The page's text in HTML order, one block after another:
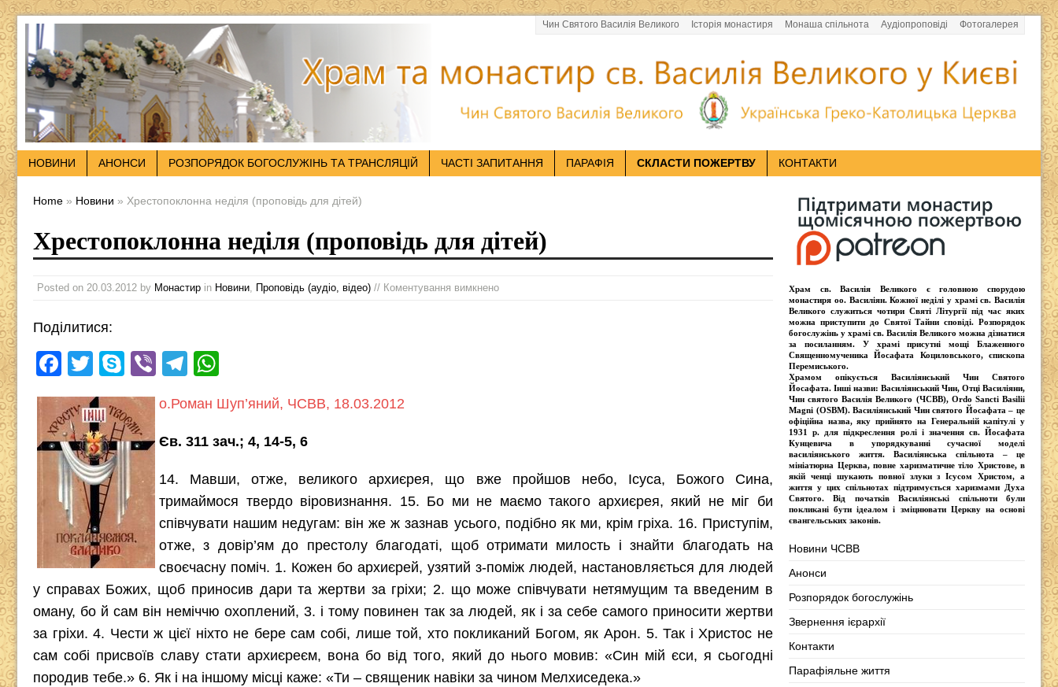
Чин Святого Василія Великого Історія монастиря Монаша спільнота Аудіопроповіді Фотогалерея
НОВИНИ АНОНСИ РОЗПОРЯДОК БОГОСЛУЖІНЬ ТА ТРАНСЛЯЦІЙ ЧАСТІ ЗАПИТАННЯ ПАРАФІЯ СКЛАСТИ ПОЖЕРТВУ КОНТАКТИ
Home » Новини » Хрестопоклонна неділя (проповідь для дітей)
Хрестопоклонна неділя (проповідь для дітей)
Posted on 20.03.2012 by Монастир in Новини, Проповідь (аудіо, відео) // Коментування вимкнено
Поділитися:
F
a
c
e
b
o
o
k
T
wi
tt
er
S
ky
p
e
Vi
er
T
e
gr
m
at
s
p
p
о.Роман Шуп’яний, ЧСВВ, 18.03.2012
Єв. 311 зач.; 4, 14-5, 6
14. Мавши, отже, великого архиєрея, що вже пройшов небо, Ісуса, Божого Сина,
тримаймося твердо віровизнання. 15. Бо ми не маємо такого архиєрея, який не міг би
співчувати нашим недугам: він же ж зазнав усього, подібно як ми, крім гріха. 16. Приступім,
отже, з довір’ям до престолу благодаті, щоб отримати милость і знайти благодать на
своєчасну поміч. 1. Кожен бо архиєрей, узятий з-поміж людей, настановляється для людей
у справах Божих, щоб приносив дари та жертви за гріхи; 2. що може співчувати нетямущим та введеним в
оману, бо й сам він неміччю охоплений, 3. і тому повинен так за людей, як і за себе самого приносити жертви
за гріхи. 4. Чести ж цієї ніхто не бере сам собі, лише той, хто покликаний Богом, як Арон. 5. Так і Христос не
сам собі присвоїв славу стати архиєреєм, вона бо від того, який до нього мовив: «Син мій єси, я сьогодні
породив тебе.» 6. Як і на іншому місці каже: «Ти – священик навіки за чином Мелхиседека.»
Храм св. Василія Великого є головною спорудою
монастиря оо. Василіян. Кожної неділі у храмі св. Василія
Великого служиться чотири Святі Літургії під час яких
можна приступити до Святої Тайни сповіді. Розпорядок
богослужінь у храмі св. Василія Великого можна дізнатися
за посиланням. У храмі присутнімощі Блаженного
Священномученика Йосафата Коциловського, єпископа
Перемиського.
Храмом опікується Василіянський Чин Святого
Йосафата. Інші назви: Василіянський Чин, Отці Василіяни,
Чин святого Василія Великого (ЧСВВ), Ordо Sancti Basilii
Magni (OSBM). Василіянський Чин святого Йосафата – це
офіційна назва, яку прийнято на Генеральній капітулі у
1931 р. для підкреслення ролі і значення св. Йосафата
Кунцевича в упорядкуванні сучасної моделі
василіянського життя. Василіянська спільнота – це
мініатюрна Церква, повне харизматичне тіло Христове, в
якій ченці шукають повної злуки з Iсусом Христом, а
життя у цих спільнотах підтримується харизмами Духа
Святого. Від початків Василіянські спільноти були
покликані бути ідеалом і зміцнювати Церкву на основі
євангельських законів.
Новини ЧСВВ
Анонси
Розпорядок богослужінь
Звернення ієрархії
Контакти
Парафіяльне життя